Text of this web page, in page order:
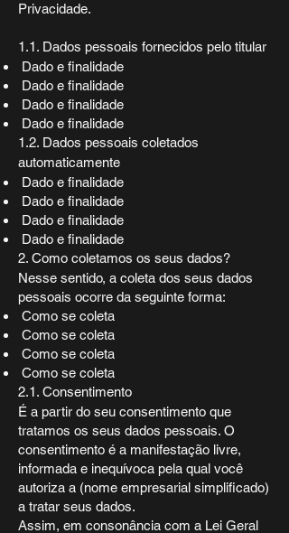
Privacidade.
1.1. Dados pessoais fornecidos pelo titular
Dado e finalidade
Dado e finalidade
Dado e finalidade
Dado e finalidade
1.2. Dados pessoais coletados
automaticamente
Dado e finalidade
Dado e finalidade
Dado e finalidade
Dado e finalidade
2. Como coletamos os seus dados?
Nesse sentido, a coleta dos seus dados
pessoais ocorre da seguinte forma:
Como se coleta
Como se coleta
Como se coleta
Como se coleta
2.1. Consentimento
É a partir do seu consentimento que
tratamos os seus dados pessoais. O
consentimento é a manifestação livre,
informada e inequívoca pela qual você
autoriza a (nome empresarial simplificado)
a tratar seus dados.
Assim, em consonância com a Lei Geral